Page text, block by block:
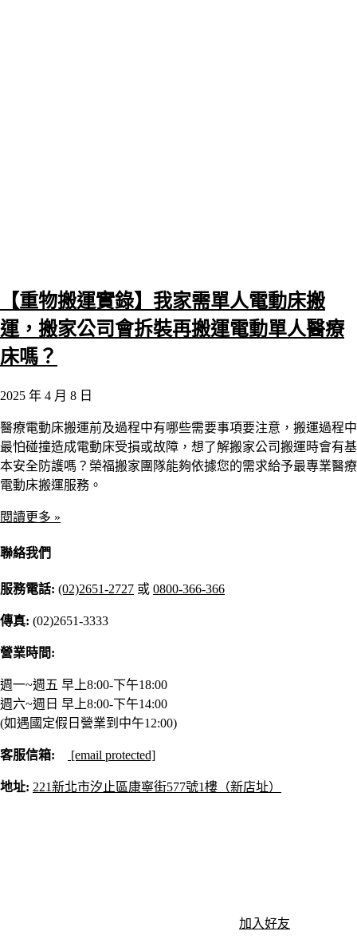
【重物搬運實錄】我家需單人電動床搬
運，搬家公司會拆裝再搬運電動單人醫療
床嗎？
2025 年 4 月 8 日
醫療電動床搬運前及過程中有哪些需要事項要注意，搬運過程中
最怕碰撞造成電動床受損或故障，想了解搬家公司搬運時會有基
本安全防護嗎？榮福搬家團隊能夠依據您的需求給予最專業醫療
電動床搬運服務。
閱讀更多 »
聯絡我們
服務電話: (02)2651-2727 或 0800-366-366
傳真: (02)2651-3333
營業時間:
週一~週五 早上8:00-下午18:00
週六~週日 早上8:00-下午14:00
(如遇國定假日營業到中午12:00)
客服信箱: [email protected]
地址: 221新北市汐止區康寧街577號1樓（新店址）
加入好友